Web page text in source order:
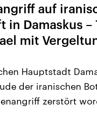
wählt am 6.
wird das
auf
in Damaskus –
mit
Hauptstadt
der iranischen
zerstört